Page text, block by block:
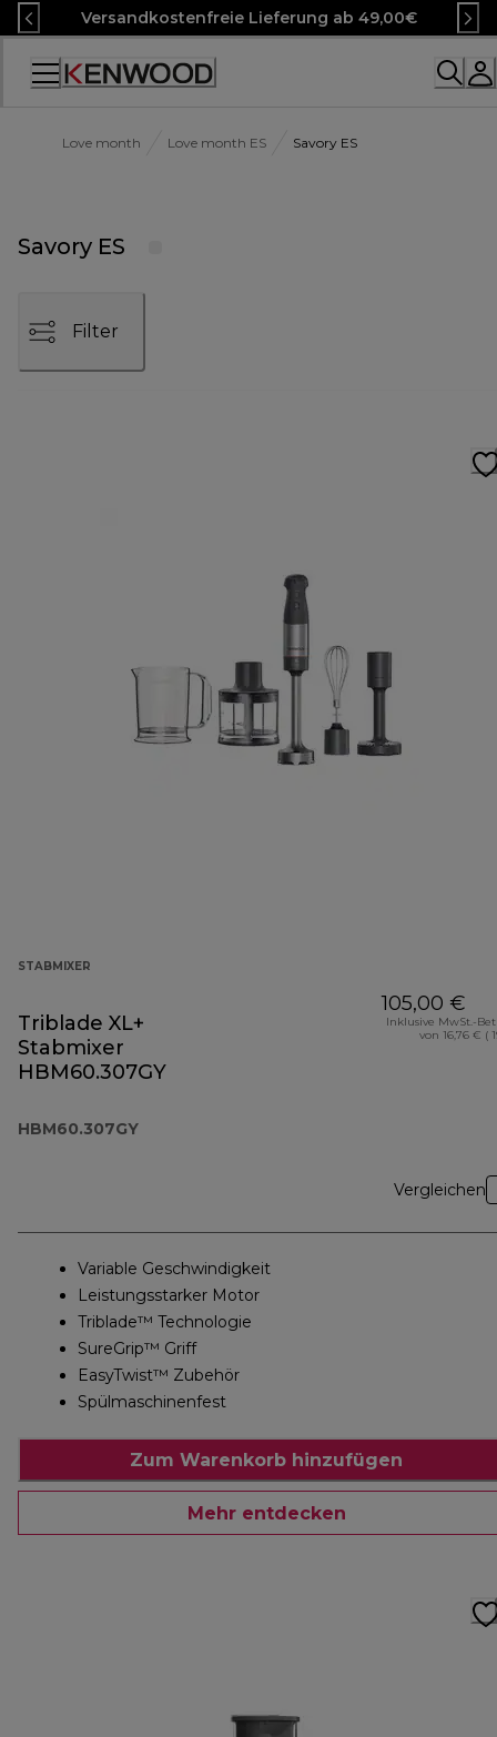
Skip
to
Content
Versandkostenfreie Lieferung ab 49,00€
Accessibility
Love month Love month ES Savory ES
Savory ES
Filter
STABMIXER
Triblade XL+
Stabmixer
HBM60.307GY
HBM60.307GY
105,00 €
Inklusive MwSt.-
von 16,76 € (
Vergleichen
Variable Geschwindigkeit
Leistungsstarker Motor
Triblade™ Technologie
SureGrip™ Griff
EasyTwist™ Zubehör
Spülmaschinenfest
Zum Warenkorb hinzufügen
Mehr entdecken